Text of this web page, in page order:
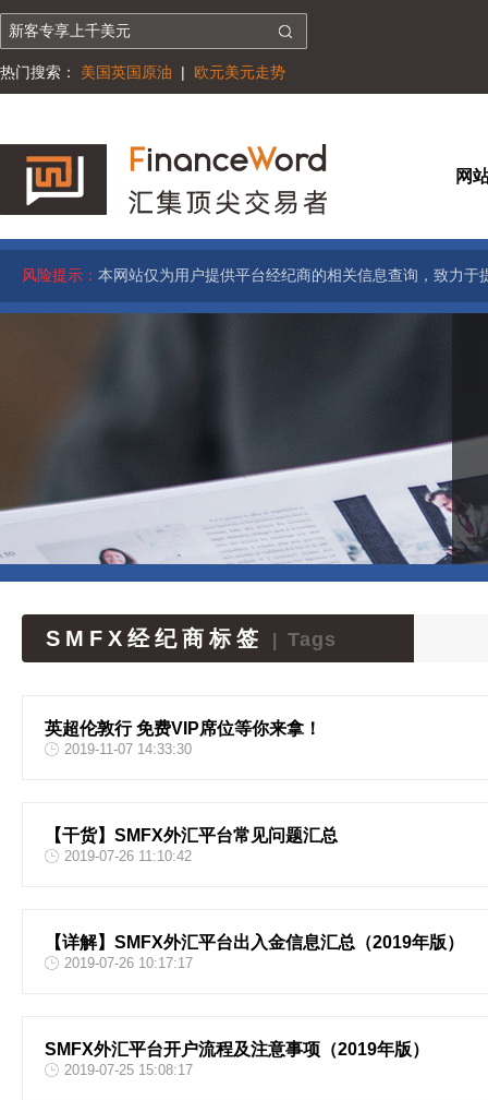
热门搜索： 美国英国原油 | 欧元美元走势
网
风险提示： 本网站仅为用户提供平台经纪商的相关信息查询，致力
SMFX经纪商标签 Tags
英超伦敦行 免费VIP席位等你来拿！
2019-11-07 14:33:30
【干货】SMFX外汇平台常见问题汇总
2019-07-26 11:10:42
【详解】SMFX外汇平台出入金信息汇总（2019年版）
2019-07-26 10:17:17
SMFX外汇平台开户流程及注意事项（2019年版）
2019-07-25 15:08:17